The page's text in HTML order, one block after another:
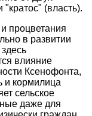
(власть).
процветания
в развитии
влияние
Ксенофонта,
и кормилица
сельское
даже для